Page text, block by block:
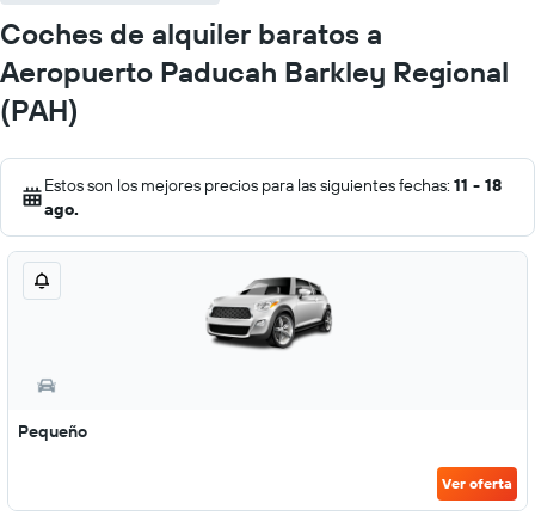
Coches de alquiler baratos a
Aeropuerto Paducah Barkley Regional
(PAH)
Estos son los mejores precios para las siguientes fechas: 11 - 18
ago.
Pequeño
Ver oferta